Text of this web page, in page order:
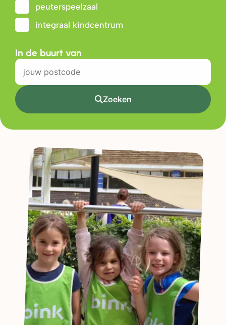
peuterspeelzaal
integraal kindcentrum
In de buurt van
Zoeken